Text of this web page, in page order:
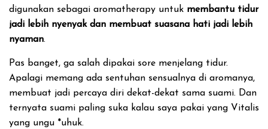
digunakan sebagai aromatherapy untuk membantu tidur
jadi lebih nyenyak dan membuat suasana hati jadi lebih
nyaman.
Pas banget, ga salah dipakai sore menjelang tidur.
Apalagi memang ada sentuhan sensualnya di aromanya,
membuat jadi percaya diri dekat-dekat sama suami. Dan
ternyata suami paling suka kalau saya pakai yang Vitalis
yang ungu *uhuk.